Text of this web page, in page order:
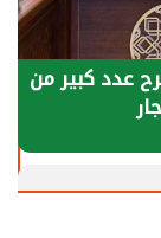
عدد كبير من